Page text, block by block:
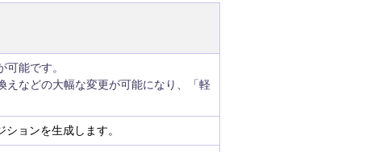
能です。
えなどの大幅な変更が可能になり、「軽
ョンを生成します。